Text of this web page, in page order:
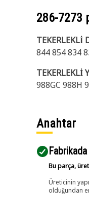
286-7273
TEKERLEKLİ
844 854 834
TEKERLEKLİ
988GC 988H
Anahtar
Fabrikada
Bu parça,
Üreticinin
olduğundan